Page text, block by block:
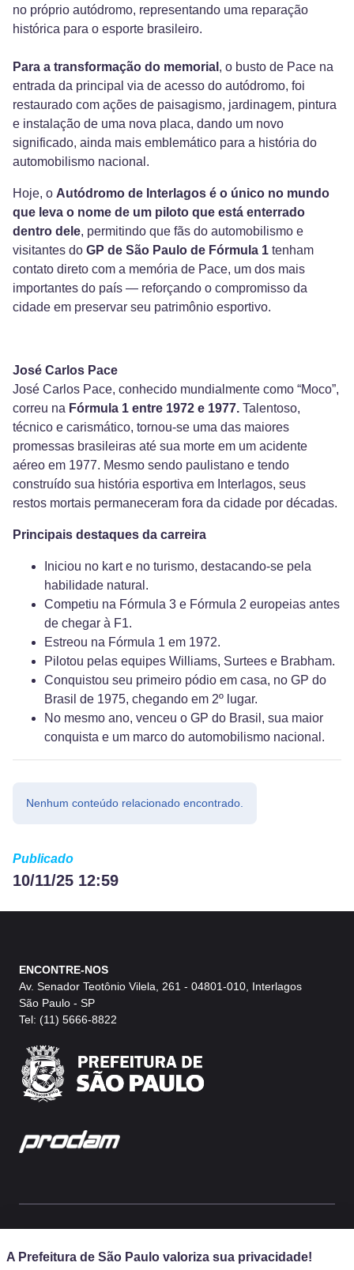
no próprio autódromo, representando uma reparação
histórica para o esporte brasileiro.
Para a transformação do memorial , o busto de Pace na
entrada da principal via de acesso do autódromo, foi
restaurado com ações de paisagismo, jardinagem, pintura
e instalação de uma nova placa, dando um novo
significado, ainda mais emblemático para a história do
automobilismo nacional.
Hoje, o Autódromo de Interlagos é o único no mundo
que leva o nome de um piloto que está enterrado
dentro dele, permitindo que fãs do automobilismo e
visitantes do GP de São Paulo de Fórmula 1 tenham
contato direto com a memória de Pace, um dos mais
importantes do país — reforçando o compromisso da
cidade em preservar seu patrimônio esportivo.
José Carlos Pace
José Carlos Pace, conhecido mundialmente como “Moco”,
correu na Fórmula 1 entre 1972 e 1977. Talentoso,
técnico e carismático, tornou-se uma das maiores
promessas brasileiras até sua morte em um acidente
aéreo em 1977. Mesmo sendo paulistano e tendo
construído sua história esportiva em Interlagos, seus
restos mortais permaneceram fora da cidade por décadas.
Principais destaques da carreira
Iniciou no kart e no turismo, destacando-se pela
habilidade natural.
Competiu na Fórmula 3 e Fórmula 2 europeias antes
de chegar à F1.
Estreou na Fórmula 1 em 1972.
Pilotou pelas equipes Williams, Surtees e Brabham.
Conquistou seu primeiro pódio em casa, no GP do
Brasil de 1975, chegando em 2º lugar.
No mesmo ano, venceu o GP do Brasil, sua maior
conquista e um marco do automobilismo nacional.
Nenhum conteúdo relacionado encontrado.
Publicado
10/11/25 12:59
ENCONTRE-NOS
Av. Senador Teotônio Vilela, 261 - 04801-010, Interlagos
São Paulo - SP
Tel: (11) 5666-8822
A Prefeitura de São Paulo valoriza sua privacidade!